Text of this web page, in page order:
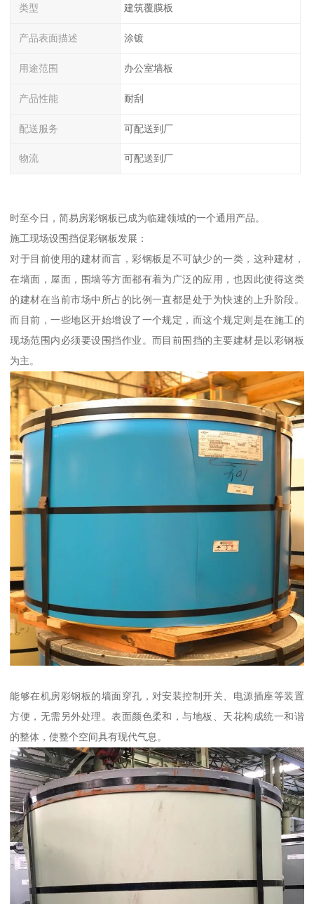
类型 建筑覆膜板
产品表面描述 涂镀
用途范围 办公室墙板
产品性能 耐刮
配送服务 可配送到厂
物流 可配送到厂
时至今日，简易房彩钢板已成为临建领域的一个通用产品。
施工现场设围挡促彩钢板发展：
对于目前使用的建材而言，彩钢板是不可缺少的一类，这种建材，
在墙面，屋面，围墙等方面都有着为广泛的应用，也因此使得这类
的建材在当前市场中所占的比例一直都是处于为快速的上升阶段。
而目前，一些地区开始增设了一个规定，而这个规定则是在施工的
现场范围内必须要设围挡作业。而目前围挡的主要建材是以彩钢板
为主。
能够在机房彩钢板的墙面穿孔，对安装控制开关、电源插座等装置
方便，无需另外处理。表面颜色柔和，与地板、天花构成统一和谐
的整体，使整个空间具有现代气息。